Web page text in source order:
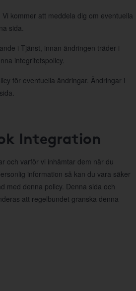
kommer att meddela dig om eventuella
sida.
i Tjänst, innan ändringen träder i
integritetspolicy.
för eventuella ändringar. Ändringar i
Integration
och varför vi inhämtar dem när du
information så kan du vara säker
med denna policy. Denna sida och
att regelbundet granska denna